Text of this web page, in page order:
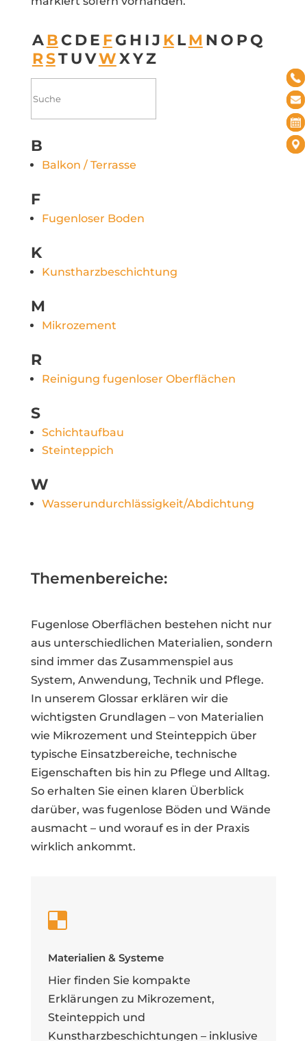
AB CDE FG H IJ KLM N O PQ
RSTUVWXYZ
B
Balkon / Terrasse
F
Fugenloser Boden
K
Kunstharzbeschichtung
M
Mikrozement
R
Reinigung fugenloser Oberflächen
S
Schichtaufbau
Steinteppich
W
Wasserundurchlässigkeit/Abdichtung
Themenbereiche:
Fugenlose Oberflächen bestehen nicht nur
aus unterschiedlichen Materialien, sondern
sind immer das Zusammenspiel aus
System, Anwendung, Technik und Pflege.
In unserem Glossar erklären wir die
wichtigsten Grundlagen – von Materialien
wie Mikrozement und Steinteppich über
typische Einsatzbereiche, technische
Eigenschaften bis hin zu Pflege und Alltag.
So erhalten Sie einen klaren Überblick
darüber, was fugenlose Böden und Wände
ausmacht – und worauf es in der Praxis
wirklich ankommt.

Materialien & Systeme
Hier finden Sie kompakte
Erklärungen zu Mikrozement,
Steinteppich und
Kunstharzbeschichtungen – inklusive